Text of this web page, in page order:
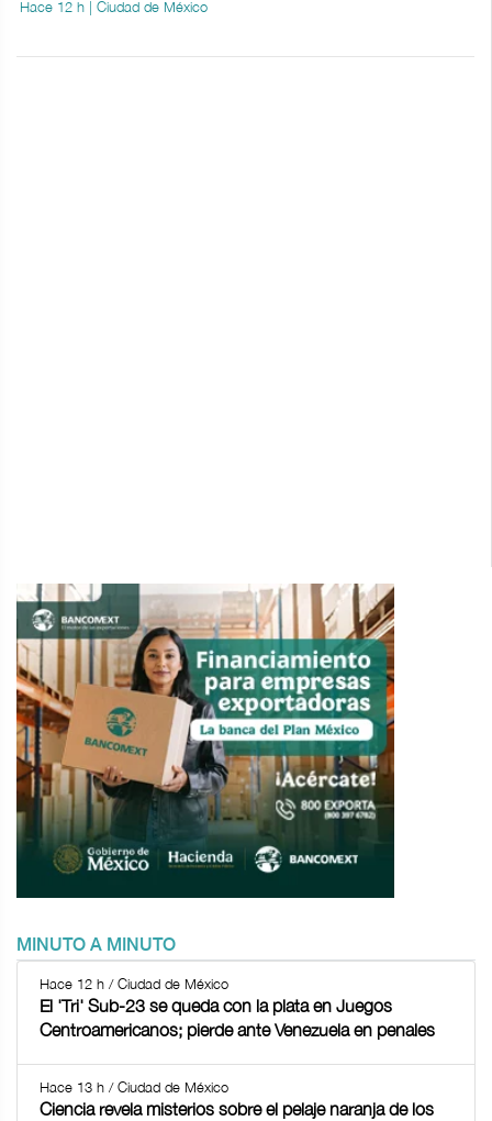
Hace 12 h | Ciudad de México
MINUTO A MINUTO
Hace 12 h / Ciudad de México
El 'Tri' Sub-23 se queda con la plata en Juegos
Centroamericanos; pierde ante Venezuela en penales
Hace 13 h / Ciudad de México
Ciencia revela misterios sobre el pelaje naranja de los